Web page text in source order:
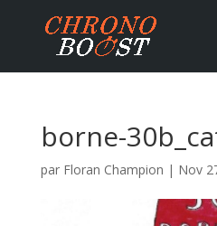
borne-
par Floran Champion | Nov